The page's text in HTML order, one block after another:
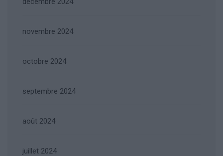
novembre 2024
octobre 2024
septembre 2024
août 2024
juillet 2024